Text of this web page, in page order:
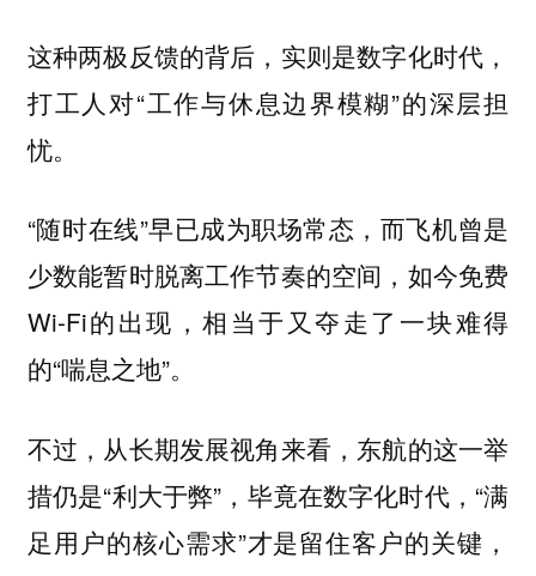
这种两极反馈的背后，实则是数字化时代，
打工人对“工作与休息边界模糊”的深层担
忧。
“随时在线”早已成为职场常态，而飞机曾是
少数能暂时脱离工作节奏的空间，如今免费
Wi-Fi的出现，相当于又夺走了一块难得
的“喘息之地”。
不过，从长期发展视角来看，东航的这一举
措仍是“利大于弊”，毕竟在数字化时代，“满
足用户的核心需求”才是留住客户的关键，